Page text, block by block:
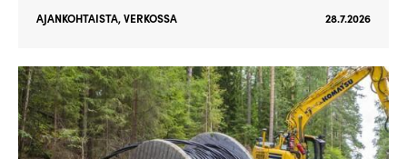
AJANKOHTAISTA,VERKOSSA 28.7.2026